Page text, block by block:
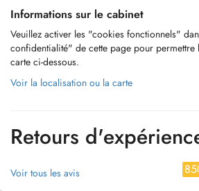
Informations sur le cabinet
Veuillez activer les "cookies fonctionnels"
confidentialité" de cette page pour permettre
carte ci-dessous.
Voir la localisation ou la carte
Retours
Voir tous les avis